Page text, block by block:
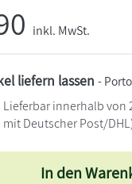
inkl. MwSt.
liefern lassen -
Lieferbar innerhalb von
mit Deutscher Post/
In den